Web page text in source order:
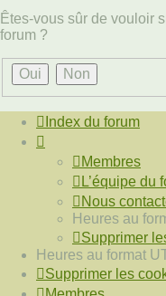
Êtes-vous sûr de vouloir
forum ?
Index du forum
Membres
L’équipe du
Nous
Heures au
Supprimer
Heures au format
Supprimer les